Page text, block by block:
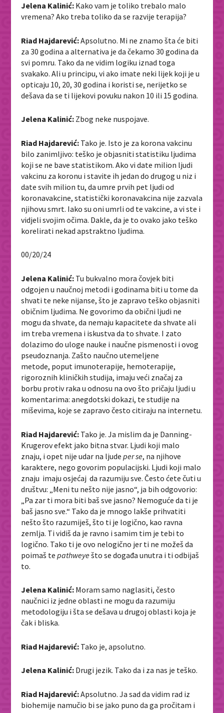
Jelena Kalinić: Kako vam je toliko trebalo malo
vremena? Ako treba toliko da se razvije terapija?
Riad Hajdarević:Apsolutno. Mi ne znamo šta će biti
za 30 godina a alternativa je da čekamo 30 godina da
svi pomru. Tako da ne vidim logiku iznad toga
svakako. Ali u principu, vi ako imate neki lijek koji je u
opticaju 10, 20, 30 godina i koristi se, nerijetko se
dešava da se ti lijekovi povuku nakon 10 ili 15 godina.
Jelena Kalinić: Zbog neke nuspojave.
Riad Hajdarević: Tako je. Isto je za korona vakcinu
bilo zanimljivo: teško je objasniti statistiku ljudima
koji se ne bave statistikom. Ako vi date milion ljudi
vakcinu za koronu i stavite ih jedan do drugog u niz i
date svih milion tu, da umre prvih pet ljudi od
koronavakcine, statistički koronavakcina nije zazvala
njihovu smrt. Iako su oni umrli od te vakcine, a vi ste i
vidjeli svojim očima. Dakle, da je to ovako jako teško
korelirati nekad apstraktno ljudima.
00/20/24
Jelena Kalinić: Tu bukvalno mora čovjek biti
odgojen u naučnoj metodi i godinama biti u tome da
shvati te neke nijanse, što je zapravo teško objasniti
običnim ljudima. Ne govorimo da obični ljudi ne
mogu da shvate, da nemaju kapacitete da shvate ali
im treba vremena i iskustva da to shvate. I zato
dolazimo do uloge nauke i naučne pismenosti i ovog
pseudoznanja. Zašto naučno utemeljene
metode, poput imunoterapije, hemoterapije,
rigoroznih kliničkih studija, imaju veći značaj za
borbu protiv raka u odnosu na ovo što pričaju ljudi u
komentarima: anegdotski dokazi, te studije na
miševima, koje se zapravo često citiraju na internetu.
Riad Hajdarević: Tako je. Ja mislim da je Danning-
Krugerov efekt jako bitna stvar. Ljudi koji malo
znaju, i opet nije udar na ljudeper se, na njihove
karaktere, nego govorim populacijski. Ljudi koji malo
znaju imaju osjećaj da razumiju sve. Često ćete čuti u
društvu: „Meni tu nešto nije jasno“, ja bih odgovorio:
„Pa zar ti mora biti baš sve jasno? Nemoguće da ti je
baš jasno sve.“ Tako da je mnogo lakše prihvatiti
nešto što razumiješ, što ti je logično, kao ravna
zemlja. Ti vidiš da je ravno i samim tim je tebi to
logično. Tako ti je ovo nelogično jer ti ne možeš da
poimaš tepathweyešto se događa unutra i ti odbijaš
to.
Jelena Kalinić: Moram samo naglasiti, često
naučnici iz jedne oblasti ne mogu da razumiju
metodologiju i šta se dešava u drugoj oblasti koja je
čak i bliska.
Riad Hajdarević: Tako je, apsolutno.
Jelena Kalinić: Drugi jezik. Tako da i za nas je teško.
Riad Hajdarević:Apsolutno. Ja sad da vidim rad iz
biohemije namučio bi se jako puno da ga pročitam i